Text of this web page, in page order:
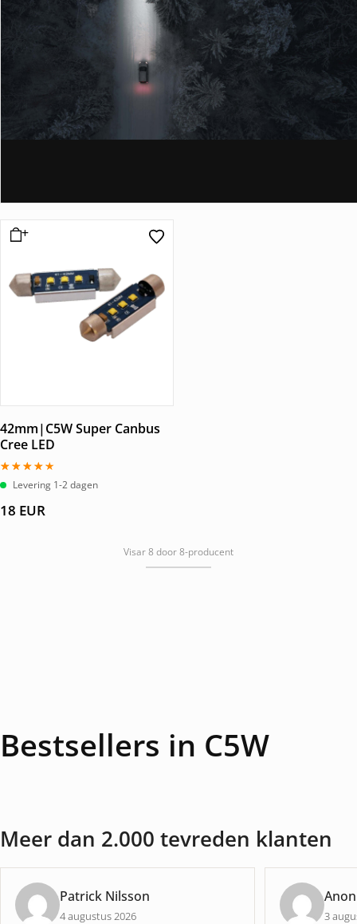
42mm|C5W Super Canbus
Cree LED
Gewaardeerd
4.00Levering 1-2 dagen
18 EUR
Visar 8 door 8-producent
Bestsellers in C5W
Meer dan 2.000 tevreden klanten
Patrick Nilsson
4 augustus 2026 3